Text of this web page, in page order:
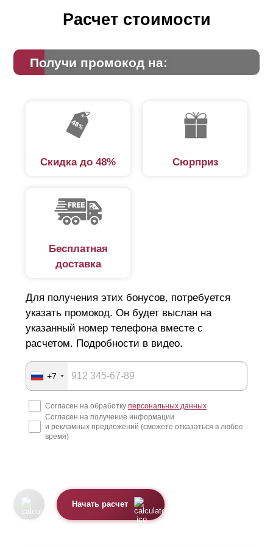
Расчет стоимости
Получи промокод на:
Скидка до 48% Сюрприз
Бесплатная
доставка
Для получения этих бонусов, потребуется
указать промокод. Он будет выслан на
указанный номер телефона вместе с
расчетом. Подробности в видео.
+7
Согласен на обработку персональных данных
Согласен на получение информации
и рекламных предложений (сможете отказаться в любое
время)
Начать расчет